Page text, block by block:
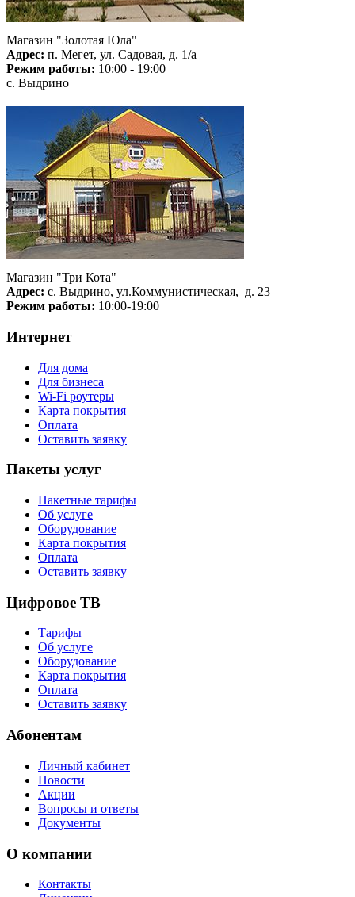
Магазин "Золотая Юла"
Адрес: п. Мегет, ул. Садовая, д. 1/а
Режим работы: 10:00 - 19:00
с. Выдрино
Магазин "Три Кота"
Адрес: с. Выдрино, ул.Коммунистическая, д. 23
Режим работы: 10:00-19:00
Интернет
Для дома
Для бизнеса
Wi-Fi роутеры
Карта покрытия
Оплата
Оставить заявку
Пакеты услуг
Пакетные тарифы
Об услуге
Оборудование
Карта покрытия
Оплата
Оставить заявку
Цифровое ТВ
Тарифы
Об услуге
Оборудование
Карта покрытия
Оплата
Оставить заявку
Абонентам
Личный кабинет
Новости
Акции
Вопросы и ответы
Документы
О компании
Контакты